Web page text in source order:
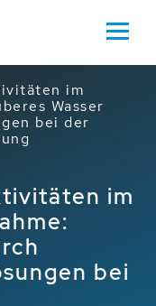
im
Wasser
bei der
im
bei